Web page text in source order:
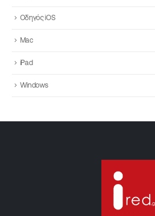
Οδηγός iOS
Mac
iPad
Windows